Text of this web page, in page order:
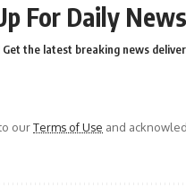
For Daily
Get the latest breaking news
ourTerms of Use and